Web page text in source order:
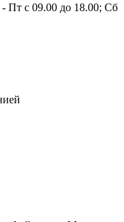
Пт с 09.00 до 18.00; Сб